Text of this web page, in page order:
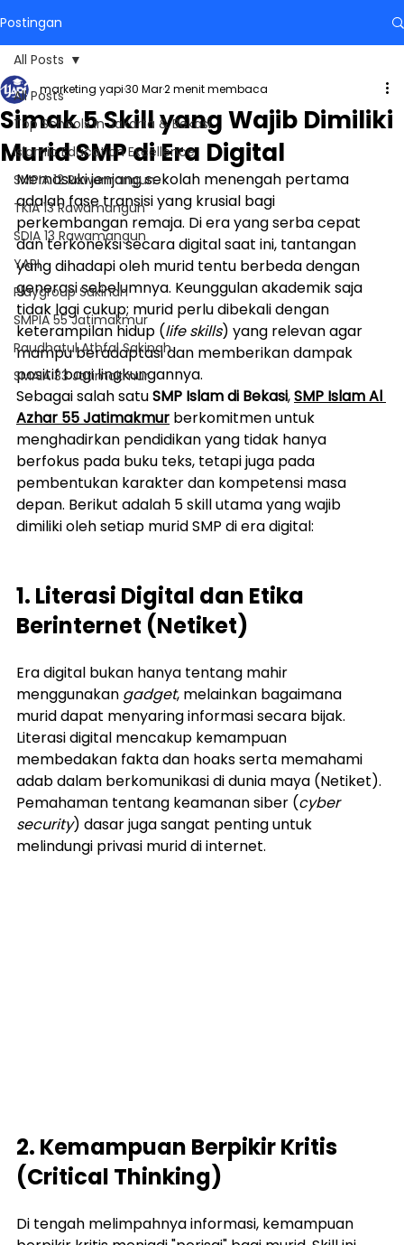
Postingan
All Posts
Top Schools in Jakarta & Bekasi
Islamic Education Excellence
SMPIA 12 Rawamangun
TKIA 13 Rawamangun
SDIA 13 Rawamangun
YAPI
Playgroup Sakinah
SMPIA 55 Jatimakmur
Raudhatul Athfal Sakinah
SMAIA 33 Jatimakmur
All Posts
Simak 5 Skill yang Wajib Dimiliki
Murid SMP di Era Digital
marketing yapi30 Mar2 menit membaca
Memasuki jenjang sekolah menengah pertama
adalah fase transisi yang krusial bagi
perkembangan remaja. Di era yang serba cepat
dan terkoneksi secara digital saat ini, tantangan
yang dihadapi oleh murid tentu berbeda dengan
generasi sebelumnya. Keunggulan akademik saja
tidak lagi cukup; murid perlu dibekali dengan
keterampilan hidup (life skills) yang relevan agar
mampu beradaptasi dan memberikan dampak
positif bagi lingkungannya.
Sebagai salah satu SMP Islam di Bekasi, SMP Islam Al
Azhar 55 Jatimakmur berkomitmen untuk
menghadirkan pendidikan yang tidak hanya
berfokus pada buku teks, tetapi juga pada
pembentukan karakter dan kompetensi masa
depan. Berikut adalah 5 skill utama yang wajib
dimiliki oleh setiap murid SMP di era digital:
1. Literasi Digital dan Etika
Berinternet (Netiket)
Era digital bukan hanya tentang mahir
menggunakan gadget, melainkan bagaimana
murid dapat menyaring informasi secara bijak.
Literasi digital mencakup kemampuan
membedakan fakta dan hoaks serta memahami
adab dalam berkomunikasi di dunia maya (Netiket).
Pemahaman tentang keamanan siber (cyber
security) dasar juga sangat penting untuk
melindungi privasi murid di internet.
2. Kemampuan Berpikir Kritis
(Critical Thinking)
Di tengah melimpahnya informasi, kemampuan